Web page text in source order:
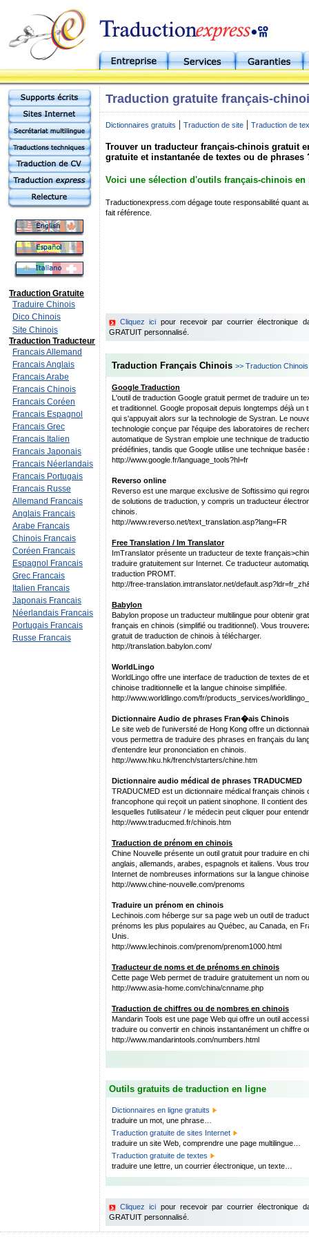
Traduction Gratuite
Traduire Chinois
Dico Chinois
Site Chinois
Traduction Traducteur
Francais Allemand
Francais Anglais
Francais Arabe
Francais Chinois
Francais Coréen
Francais Espagnol
Francais Grec
Francais Italien
Francais Japonais
Francais Néerlandais
Francais Portugais
Francais Russe
Allemand Francais
Anglais Francais
Arabe Francais
Chinois Francais
Coréen Francais
Espagnol Francais
Grec Francais
Italien Francais
Japonais Francais
Néerlandais Francais
Portugais Francais
Russe Francais
Traduction gratuite français-
Dictionnaires gratuits | Traduction de site | Traduction de
Trouver un traducteur français-chinois gratuit
gratuite et instantanée de textes ou de phrases
Voici une sélection d'outils français-chinois
Traductionexpress.com dégage toute responsabilité quant
fait référence.
Cliquez ici pour recevoir par courrier électronique
GRATUIT personnalisé.
Traduction Français Chinois >> Traduction
Google Traduction
L'outil de traduction Google gratuit permet de traduire un
et traditionnel. Google proposait depuis longtemps déjà
qui s'appuyait alors sur la technologie de Systran. Le
technologie conçue par l'équipe des laboratoires de
automatique de Systran emploie une technique de
prédéfinies, tandis que Google utilise une technique
http://www.google.fr/language_tools?hl=fr
Reverso online
Reverso est une marque exclusive de Softissimo qui
de solutions de traduction, y compris un traducteur
chinois.
http://www.reverso.net/text_translation.asp?lang=FR
Free Translation / Im Translator
ImTranslator présente un traducteur de texte
traduire gratuitement sur Internet. Ce traducteur
traduction PROMT.
http://free-translation.imtranslator.net/
Babylon
Babylon propose un traducteur multilingue pour obtenir
français en chinois (simplifié ou traditionnel). Vous
gratuit de traduction de chinois à télécharger.
http://translation.babylon.com/
WorldLingo
WorldLingo offre une interface de traduction de textes de
chinoise traditionnelle et la langue chinoise simplifiée.
http://www.worldlingo.com/fr/products_services/
Dictionnaire Audio de phrases Fran�ais Chinois
Le site web de l'université de Hong Kong offre un
vous permettra de traduire des phrases en français du
d'entendre leur prononciation en chinois.
http://www.hku.hk/french/starters/chine.htm
Dictionnaire audio médical de phrases TRADUCMED
TRADUCMED est un dictionnaire médical français chinois
francophone qui reçoit un patient sinophone. Il contient
lesquelles l'utilisateur / le médecin peut cliquer pour
http://www.traducmed.fr/chinois.htm
Traduction de prénom en chinois
Chine Nouvelle présente un outil gratuit pour traduire en
anglais, allemands, arabes, espagnols et italiens. Vous
Internet de nombreuses informations sur la langue
http://www.chine-nouvelle.com/prenoms
Traduire un prénom en chinois
Lechinois.com héberge sur sa page web un outil de
prénoms les plus populaires au Québec, au Canada, en
Unis.
http://www.lechinois.com/prenom/prenom1000.html
Traducteur de noms et de prénoms en chinois
Cette page Web permet de traduire gratuitement un nom
http://www.asia-home.com/china/cnname.php
Traduction de chiffres ou de nombres en chinois
Mandarin Tools est une page Web qui offre un outil
traduire ou convertir en chinois instantanément un chiffre
http://www.mandarintools.com/numbers.html
Outils gratuits de traduction en ligne
Dictionnaires en ligne gratuits
traduire un mot, une phrase…
Traduction gratuite de sites Internet
traduire un site Web, comprendre une page multilingue…
Traduction gratuite de textes
traduire une lettre, un courrier électronique, un texte…
Cliquez ici pour recevoir par courrier électronique
GRATUIT personnalisé.